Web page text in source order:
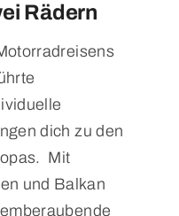
Rädern
dich zu den
Mit
und Balkan